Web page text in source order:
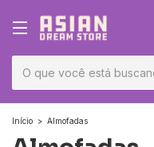
Início > Almofadas